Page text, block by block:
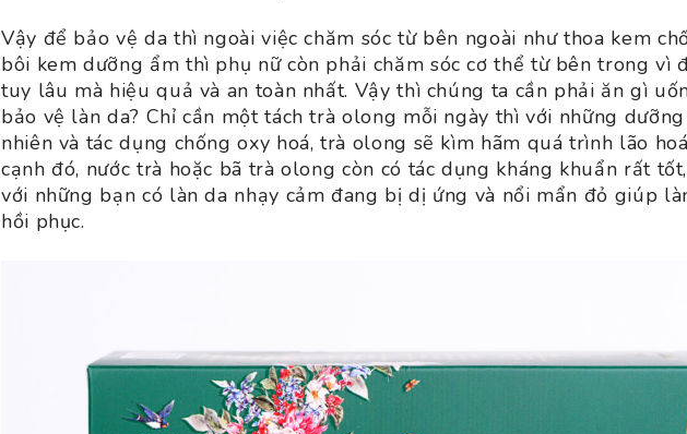
Vậy để bảo vệ da thì ngoài việc chăm sóc từ bên ngoài như thoa kem
bôi kem dưỡng ẩm thì phụ nữ còn phải chăm sóc cơ thể từ bên trong vì
tuy lâu mà hiệu quả và an toàn nhất. Vậy thì chúng ta cần phải ăn gì
bảo vệ làn da? Chỉ cần một tách trà olong mỗi ngày thì với những
nhiên và tác dụng chống oxy hoá, trà olong sẽ kìm hãm quá trình lão
cạnh đó, nước trà hoặc bã trà olong còn có tác dụng kháng khuẩn rất
với những bạn có làn da nhạy cảm đang bị dị ứng và nổi mẩn đỏ giúp
hồi phục.